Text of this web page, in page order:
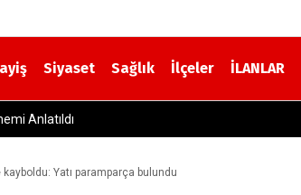
Siyaset Sağlık İlçeler İLANLAR
Yatı paramparça bulundu